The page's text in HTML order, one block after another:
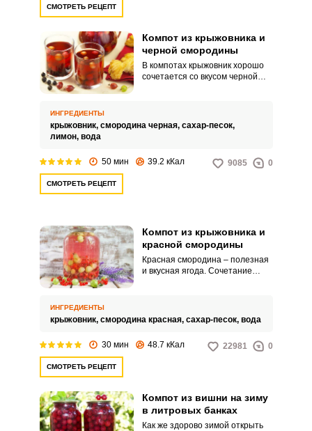
СМОТРЕТЬ РЕЦЕПТ
Компот из крыжовника и
черной смородины
В компотах крыжовник хорошо
сочетается со вкусом черной
жажду за счет характерной
кислинки плодов смородины.
ИНГРЕДИЕНТЫ
крыжовник, смородина черная, сахар-песок,
лимон, вода
50 мин 39.2 кКал 9085 0
СМОТРЕТЬ РЕЦЕПТ
Компот из крыжовника и
красной смородины
Красная смородина – полезная
и вкусная ягода. Сочетание
организма.
ИНГРЕДИЕНТЫ
крыжовник, смородина красная, сахар-песок, вода
30 мин 48.7 кКал 22981 0
СМОТРЕТЬ РЕЦЕПТ
Компот из вишни на зиму
в литровых банках
Как же здорово зимой открыть